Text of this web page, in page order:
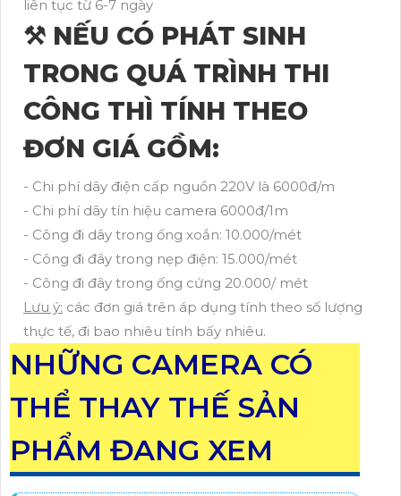
liên tục từ 6-7 ngày
⚒ NẾU CÓ PHÁT SINH
TRONG QUÁ TRÌNH THI
CÔNG THÌ TÍNH THEO
ĐƠN GIÁ GỒM:
- Chi phí dây điện cấp nguồn 220V là 6000đ/m
- Chi phí dây tín hiệu camera 6000đ/1m
- Công đi dây trong ống xoắn: 10.000/mét
- Công đi đây trong nẹp điện: 15.000/mét
- Công đi đây trong ống cứng 20.000/ mét
Lưu ý: các đơn giá trên áp dụng tính theo số lượng
thực tế, đi bao nhiêu tính bấy nhiêu.
NHỮNG CAMERA CÓ
THỂ THAY THẾ SẢN
PHẨM ĐANG XEM